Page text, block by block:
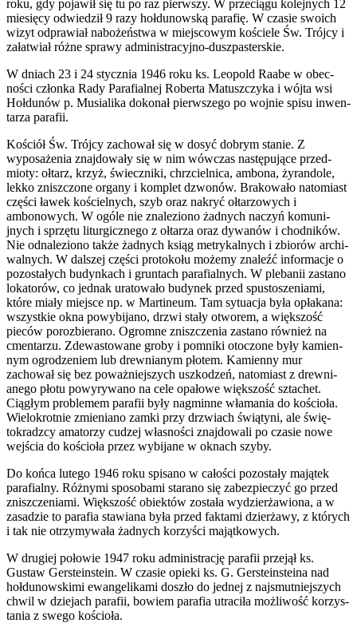
roku, gdy pojawił się tu po raz pier­wszy. W prze­ciągu kole­jnych 12
miesięcy odwiedził 9 razy hoł­dunowską parafię. W cza­sie swoich
wizyt odpraw­iał nabożeństwa w miejs­cowym koś­ciele Św. Trójcy i
załatwiał różne sprawy administracyjno-duszpasterskie.
W dni­ach 23 i 24 sty­cz­nia 1946 roku ks. Leopold Raabe w obec­
ności członka Rady Parafi­al­nej Roberta Matuszczyka i wójta wsi
Hoł­dunów p. Musia­lika dokonał pier­wszego po wojnie spisu inwen­
tarza parafii.
Koś­ciół Św. Trójcy zachował się w dosyć dobrym stanie. Z
wyposaże­nia zna­j­dowały się w nim wów­czas następu­jące przed­
mioty: ołtarz, krzyż, świeczniki, chrz­ciel­nica, ambona, żyran­dole,
lekko zniszc­zone organy i kom­plet dzwonów. Brakowało nato­mi­ast
części ławek koś­ciel­nych, szyb oraz nakryć ołtar­zowych i
ambonowych. W ogóle nie znaleziono żad­nych naczyń komu­ni­
jnych i sprzętu litur­gicznego z ołtarza oraz dywanów i chod­ników.
Nie odnaleziono także żad­nych ksiąg metrykalnych i zbiorów archi­
wal­nych. W dal­szej części pro­tokołu możemy znaleźć infor­ma­cje o
pozostałych budynkach i grun­tach parafi­al­nych. W ple­banii zas­tano
loka­torów, co jed­nak ura­towało budynek przed spus­toszeni­ami,
które miały miejsce np. w Mar­tineum. Tam sytu­acja była opłakana:
wszys­tkie okna powybi­jano, drzwi stały otworem, a więk­szość
pieców poroz­bier­ano. Ogromne zniszczenia zas­tano również na
cmen­tarzu. Zde­wastowane groby i pom­niki otoc­zone były kami­en­
nym ogrodze­niem lub drew­ni­anym płotem. Kami­enny mur
zachował się bez poważniejszych uszkodzeń, nato­mi­ast z drew­ni­
anego płotu powyry­wano na cele opałowe więk­szość szta­chet.
Ciągłym prob­le­mem parafii były nag­minne wła­ma­nia do koś­cioła.
Wielokrot­nie zmieni­ano zamki przy drzwiach świą­tyni, ale świę­
tokradzcy ama­torzy cud­zej włas­ności zna­j­dowali po cza­sie nowe
wejś­cia do koś­cioła przez wybi­jane w oknach szyby.
Do końca lutego 1946 roku spisano w całości pozostały majątek
parafi­alny. Różnymi sposobami starano się zabez­pieczyć go przed
zniszczeni­ami. Więk­szość obiek­tów została wydzierżaw­iona, a w
zasadzie to parafia staw­iana była przed fak­tami dzierżawy, z których
i tak nie otrzymy­wała żad­nych korzyści majątkowych.
W drugiej połowie 1947 roku admin­is­trację parafii prze­jął ks.
Gustaw Ger­ste­in­stein. W cza­sie opieki ks. G. Ger­ste­in­steina nad
hoł­dunowskimi ewan­ge­likami doszło do jed­nej z najs­mut­niejszych
chwil w dzie­jach parafii, bowiem parafia utraciła możli­wość korzys­
ta­nia z swego kościoła.